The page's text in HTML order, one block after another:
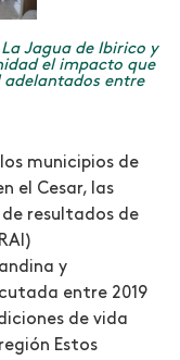
Jagua de Ibirico y
el impacto que
adelantados entre
municipios de
el Cesar, las
resultados de
y
entre 2019
de vida
Estos